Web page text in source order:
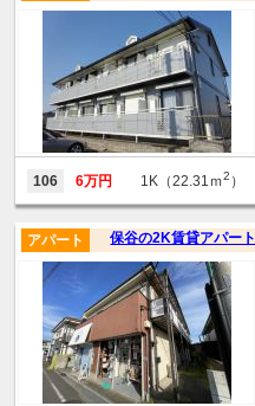
106 6万円 1K（22.31ｍ2 ）
保谷の2K賃貸アパート
アパート